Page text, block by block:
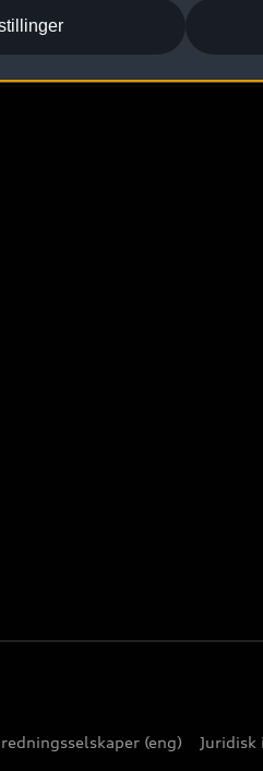
(eng) Juridisk